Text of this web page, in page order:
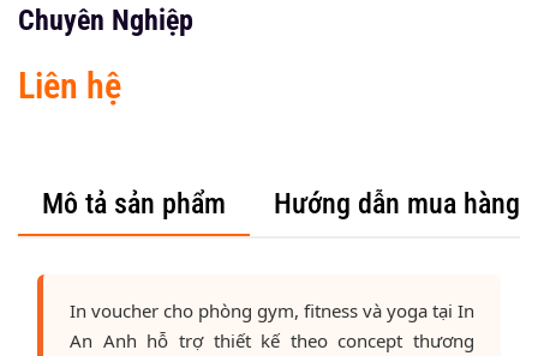
Chuyên Nghiệp
Liên hệ
Mô tả sản phẩm Hướng dẫn mua hàng
In voucher cho phòng gym, fitness và yoga tại In
An Anh hỗ trợ thiết kế theo concept thương